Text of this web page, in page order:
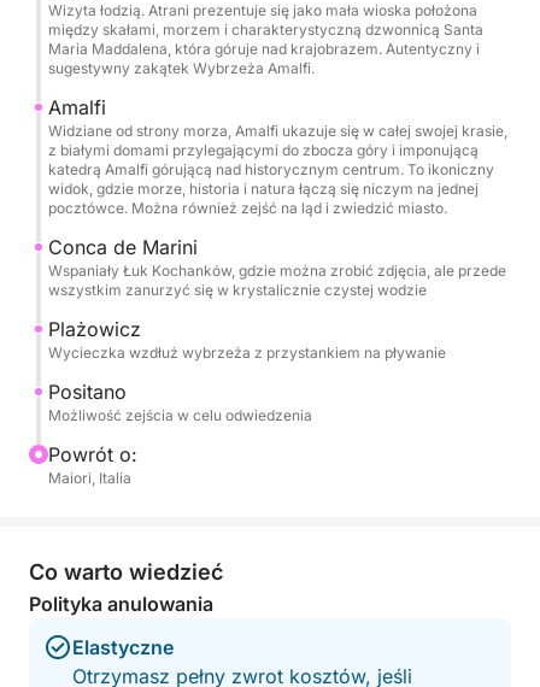
pokładach słonecznych i w cieniu markizy w
najgorętszych godzinach dnia.
Łódź oferuje wszystkie udogodnienia niezbędne do
spędzenia idealnego dnia: duży pokład słoneczny,
prysznic ze słodką wodą, system stereo Bluetooth,
porty USB, drabinkę i lodówkę. Pomieści do 6 osób,
co czyni ją idealną dla rodzin i grup przyjaciół.
Cena obejmuje łódź, paliwo, sternika, napoje na
pokładzie i ręczniki plażowe, dzięki czemu możesz
skupić się wyłącznie na podziwianiu morza i
widoków.
Ta przygoda to idealny wybór dla tych, którzy chcą
doświadczyć Wybrzeża Amalfi od strony morza w
autentyczny, relaksujący i niezapomniany sposób,
Paliwo wliczone w cenę.
Nie wahaj się skontaktować ze mną przez
Click&Boat, aby uzyskać więcej informacji i
zarezerwować tę wysokiej klasy łódź i stworzyć
Wizyta łodzią. Atrani prezentuje się jako mała wioska położona
między skałami, morzem i charakterystyczną dzwonnicą Santa
Maria Maddalena, która góruje nad krajobrazem. Autentyczny i
sugestywny zakątek Wybrzeża Amalfi.
Amalfi
Widziane od strony morza, Amalfi ukazuje się w całej swojej krasie,
z białymi domami przylegającymi do zbocza góry i imponującą
katedrą Amalfi górującą nad historycznym centrum. To ikoniczny
widok, gdzie morze, historia i natura łączą się niczym na jednej
pocztówce. Można również zejść na ląd i zwiedzić miasto.
Conca de Marini
Wspaniały Łuk Kochanków, gdzie można zrobić zdjęcia, ale przede
wszystkim zanurzyć się w krystalicznie czystej wodzie
Plażowicz
Wycieczka wzdłuż wybrzeża z przystankiem na pływanie
Positano
Możliwość zejścia w celu odwiedzenia
Powrót o:
Maiori, Italia
Co warto wiedzieć
Polityka anulowania
Elastyczne
Otrzymasz pełny zwrot kosztów, jeśli